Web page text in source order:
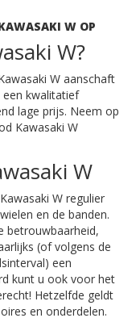
W OP
W?
W aanschaft
een kwalitatief
lage prijs. Neem op
Kawasaki W
W
W regulier
en de banden.
betrouwbaarheid,
(of volgens de
een
kunt u ook voor het
Hetzelfde geldt
en onderdelen.